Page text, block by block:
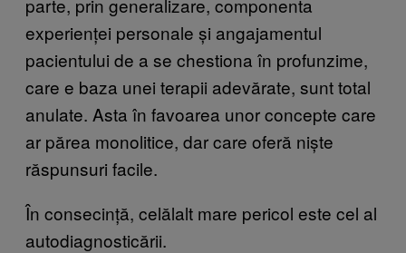
experienței personale și angajamentul
pacientului de a se chestiona în profunzime,
care e baza unei terapii adevărate, sunt total
anulate. Asta în favoarea unor concepte care
ar părea monolitice, dar care oferă niște
răspunsuri facile.
În consecință, celălalt mare pericol este cel al
autodiagnosticării.